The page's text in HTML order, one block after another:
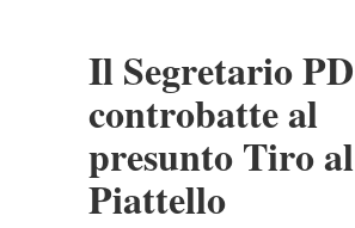
Il Segretario PD
controbatte al
presunto Tiro al
Piattello